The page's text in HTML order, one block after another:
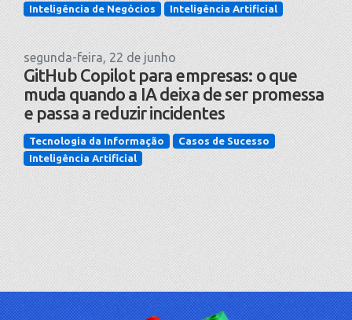
Inteligência de Negócios
Inteligência Artificial
segunda-feira, 22 de junho
GitHub Copilot para empresas: o que
muda quando a IA deixa de ser promessa
e passa a reduzir incidentes
Tecnologia da Informação
Casos de Sucesso
Inteligência Artificial